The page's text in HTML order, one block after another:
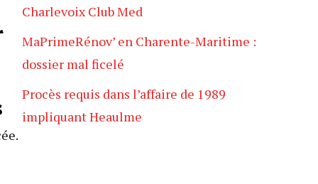
Charlevoix Club Med
MaPrimeRénov’ en Charente-Maritime :
dossier mal ficelé
Procès requis dans l’affaire de 1989
impliquant Heaulme